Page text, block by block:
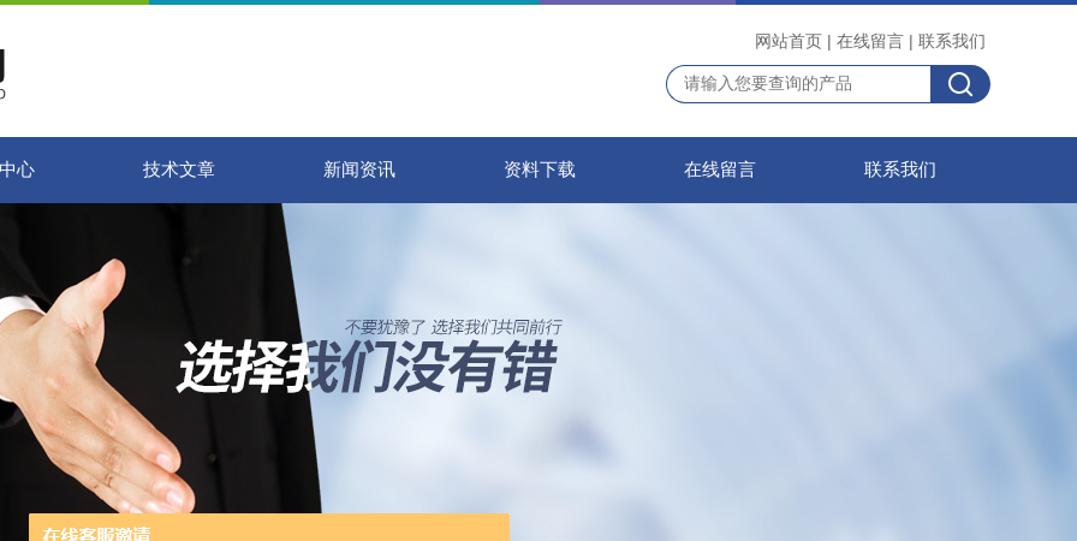
网站首页 | 在线留言 | 联系我们
心 技术文章 新闻资讯 资料下载 在线留言 联系我们